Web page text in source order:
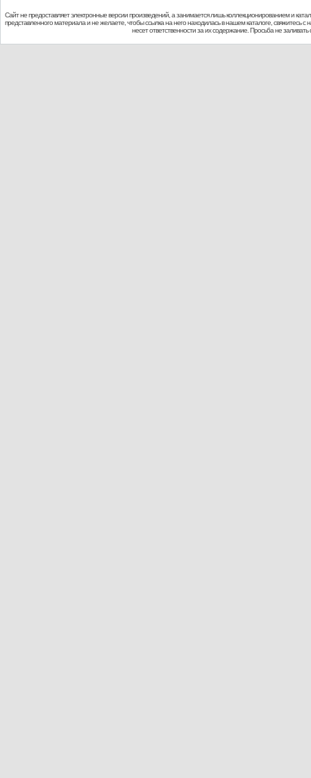
Сайт не предоставляет электронные версии произведений, а занимается лишь коллекционированием и
представленного материала и не желаете, чтобы ссылка на него находилась в нашем каталоге,
несет ответственности за их содержание. Просьба не